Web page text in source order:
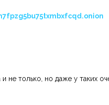
не только, но даже у таких